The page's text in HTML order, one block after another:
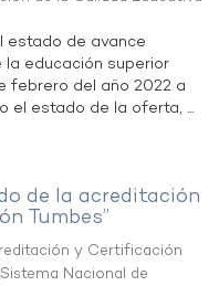
estado de avance
educación superior
febrero del año 2022 a
el estado de la oferta, ...
de la acreditación
Tumbes”
y Certificación
Sistema Nacional de